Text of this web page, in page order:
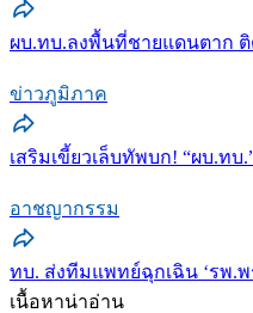
ผบ.ทบ.ลงพื้นที่ชายแดนตาก
ข่าวภูมิภาค
เสริมเขี้ยวเล็บทัพบก! “ผบ.ท
อาชญากรรม
ทบ. ส่งทีมแพทย์ฉุกเฉิน ‘รพ.พ
เนื้อหาน่าอ่าน